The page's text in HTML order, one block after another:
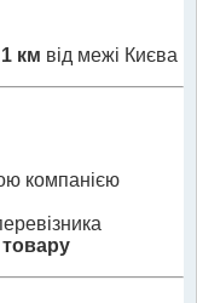
км від межі Києва
компанією